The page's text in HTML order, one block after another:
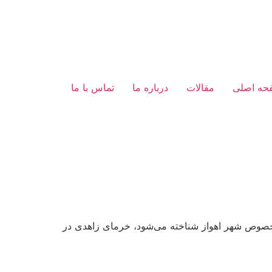
اصلی مقالات درباره ما تماس با ما
خصوص شهر اهواز شناخته می‌شود، خرمای زاهدی در